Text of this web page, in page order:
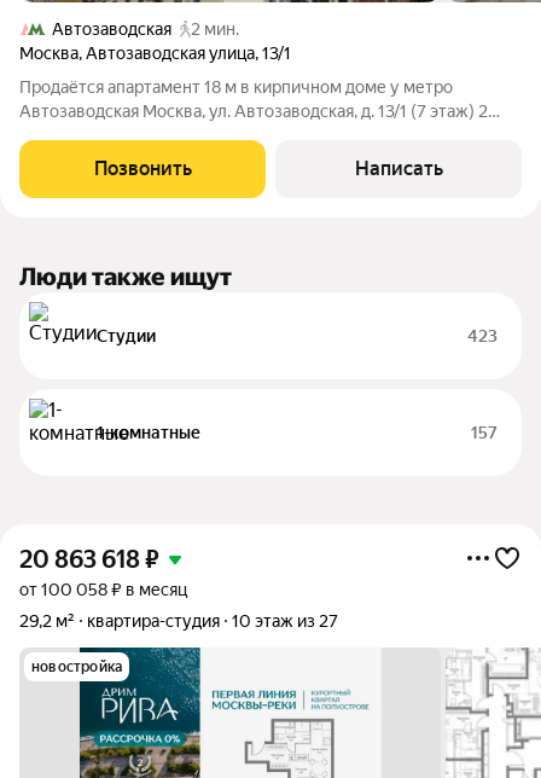
Автозаводская
2 мин.
Москва,Автозаводская улица,13/1
Продаётся апартамент 18 м в кирпичном доме у метро
Автозаводская Москва, ул. Автозаводская, д. 13/1 (7 этаж) 2
престижном Даниловском районе Площадь апартамента 18 кв
м Расположен на 7 этаже
Позвонить Написать
Люди также ищут
Студии 423
1-комнатные 157
20 863 618₽
от 100 058 ₽ в месяц
29,2 м²
квартира-студия 10 этаж из 27
новостройка